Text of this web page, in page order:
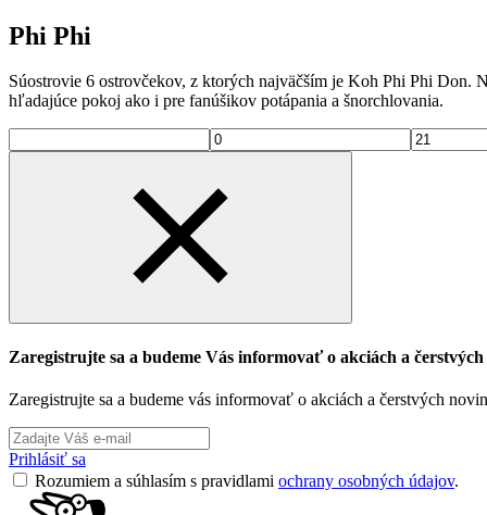
Phi Phi
Súostrovie 6 ostrovčekov, z ktorých najväčším je Koh Phi Phi Don.
hľadajúce pokoj ako i pre fanúšikov potápania a šnorchlovania.
Zaregistrujte sa a budeme Vás informovať o akciách a
Zaregistrujte sa a budeme vás informovať o akciách a čerstvých
Prihlásiť sa
Rozumiem a súhlasím s pravidlami ochrany osobných údajov.